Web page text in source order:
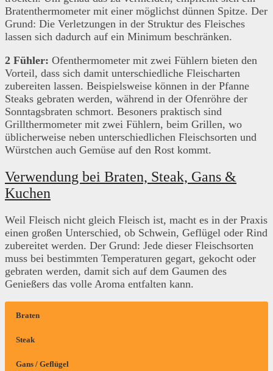
Bratenthermometer mit einer möglichst dünnen Spitze. Der
Grund: Die Verletzungen in der Struktur des Fleisches
lassen sich dadurch auf ein Minimum beschränken.
2 Fühler: Ofenthermometer mit zwei Fühlern bieten den
Vorteil, dass sich damit unterschiedliche Fleischarten
zubereiten lassen. Beispielsweise können in der Pfanne
Steaks gebraten werden, während in der Ofenröhre der
Sonntagsbraten schmort. Besoners praktisch sind
Grillthermometer mit zwei Fühlern, beim Grillen, wo
üblicherweise neben unterschiedlichen Fleischsorten und
Würstchen auch Gemüse auf den Rost kommt.
Verwendung bei Braten, Steak, Gans &
Kuchen
Weil Fleisch nicht gleich Fleisch ist, macht es in der Praxis
einen großen Unterschied, ob Schwein, Geflügel oder Rind
zubereitet werden. Der Grund: Jede dieser Fleischsorten
muss bei bestimmten Temperaturen gegart, gekocht oder
gebraten werden, damit sich auf dem Gaumen des
Genießers das volle Aroma entfalten kann.
Braten
Steak
Gans / Geflügel